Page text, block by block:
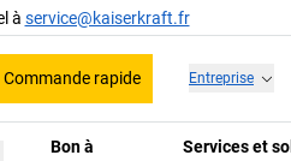
à service@kaiserkraft.fr
Commande rapide Entreprise
Bon à
Services et